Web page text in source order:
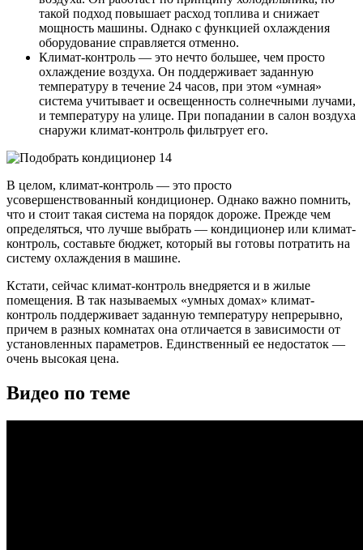
такой подход повышает расход топлива и снижает
мощность машины. Однако с функцией охлаждения
оборудование справляется отменно.
Климат-контроль — это нечто большее, чем просто
охлаждение воздуха. Он поддерживает заданную
температуру в течение 24 часов, при этом «умная»
система учитывает и освещенность солнечными лучами,
и температуру на улице. При попадании в салон воздуха
снаружи климат-контроль фильтрует его.
В целом, климат-контроль — это просто
усовершенствованный кондиционер. Однако важно помнить,
что и стоит такая система на порядок дороже. Прежде чем
определяться, что лучше выбрать — кондиционер или климат-
контроль, составьте бюджет, который вы готовы потратить на
систему охлаждения в машине.
Кстати, сейчас климат-контроль внедряется и в жилые
помещения. В так называемых «умных домах» климат-
контроль поддерживает заданную температуру непрерывно,
причем в разных комнатах она отличается в зависимости от
установленных параметров. Единственный ее недостаток —
очень высокая цена.
Видео по теме